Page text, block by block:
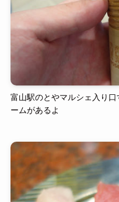
富山駅のとやマルシェ入り口
ームがあるよ